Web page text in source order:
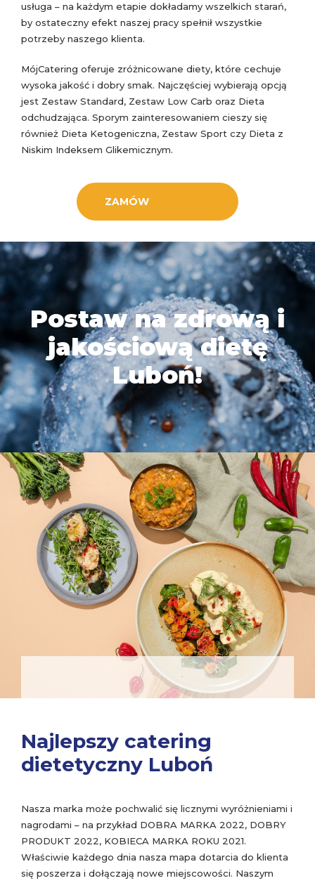
usługa – na każdym etapie dokładamy wszelkich starań,
by ostateczny efekt naszej pracy spełnił wszystkie
potrzeby naszego klienta.
MójCatering oferuje zróżnicowane diety, które cechuje
wysoka jakość i dobry smak. Najczęściej wybierają opcją
jest Zestaw Standard, Zestaw Low Carb oraz Dieta
odchudzająca. Sporym zainteresowaniem cieszy się
również Dieta Ketogeniczna, Zestaw Sport czy Dieta z
Niskim Indeksem Glikemicznym.
ZAMÓW
Postaw na zdrową i
jakościową dietę
Luboń!
Najlepszy catering
dietetyczny Luboń
Nasza marka może pochwalić się licznymi wyróżnieniami i
nagrodami – na przykład DOBRA MARKA 2022, DOBRY
PRODUKT 2022, KOBIECA MARKA ROKU 2021.
Właściwie każdego dnia nasza mapa dotarcia do klienta
się poszerza i dołączają nowe miejscowości. Naszym